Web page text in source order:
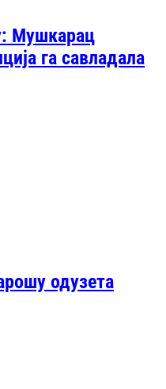
Мушкарац
га савладала
одузета